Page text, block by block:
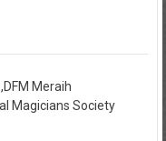
Meraih
Magicians Society